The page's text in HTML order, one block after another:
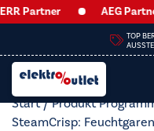
Partner AEG
TOP
Start/ Produkt
SteamCrisp: